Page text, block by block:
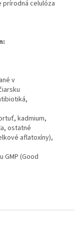
prírodná celulóza
v
kadmium,
ostatné
aflatoxíny),
(Good